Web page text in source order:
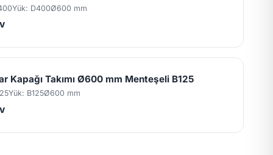
Yük: D400Ø600 mm
Kapağı Takımı Ø600 mm Menteşeli B125
Yük: B125Ø600 mm